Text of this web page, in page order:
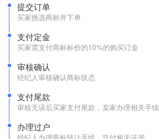
提交订单
买家挑选商标并下单
支付定金
买家需支付商标标价的10%的购买订金
审核确认
经纪人审核确认商标状态
支付尾款
审核无误后买家支付尾款，卖家办理相关手续
办理过户
经纪人办理商标转让手续，交付相关证书